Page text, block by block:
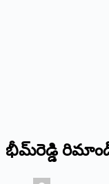
భీమ్‌రెడ్డి